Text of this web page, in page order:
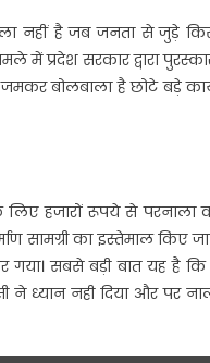
नहीं है जब जनता से जुड़े
में प्रदेश सरकार द्वारा
बोलबाला है छोटे बड़े
हजारों रूपये से परनाला
सामग्री का इस्तेमाल किए
गया। सबसे बड़ी बात यह है
ने ध्यान नही दिया और पर